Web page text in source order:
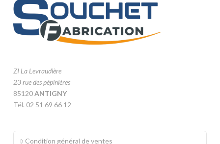
ZI La Levraudière
23 rue des pépinières
85120ANTIGNY
Tél. 02 51 69 66 12
Condition général de ventes